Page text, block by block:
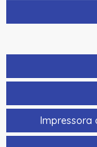
Impressora